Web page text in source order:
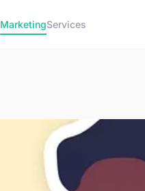
MarketingServices